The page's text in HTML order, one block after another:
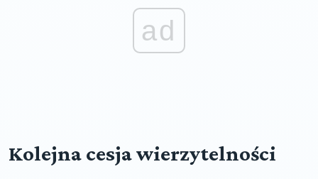
ad
Kolejna cesja wierzytelności